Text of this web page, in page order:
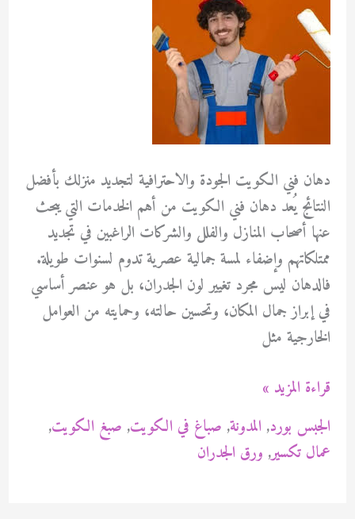
دهان فني الكويت الجودة والاحترافية لتجديد منزلك بأفضل
النتائج يُعد دهان فني الكويت من أهم الخدمات التي يبحث
عنها أصحاب المنازل والفلل والشركات الراغبين في تجديد
ممتلكاتهم وإضفاء لمسة جمالية عصرية تدوم لسنوات طويلة.
فالدهان ليس مجرد تغيير لون الجدران، بل هو عنصر أساسي
في إبراز جمال المكان، وتحسين حالته، وحمايته من العوامل
الخارجية مثل
دهان
فني
الكويت
94471713
قراءة المزيد »
الجبس بورد, المدونة, صباغ في الكويت, صبغ الكويت,
عمال تكسير, ورق الجدران